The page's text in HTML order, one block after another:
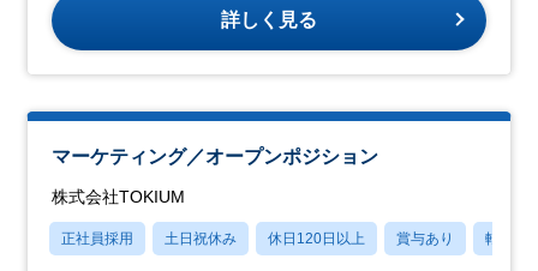
詳しく見る
マーケティング／オープンポジション
株式会社TOKIUM
正社員採用 土日祝休み 休日120日以上 賞与あり 転勤な